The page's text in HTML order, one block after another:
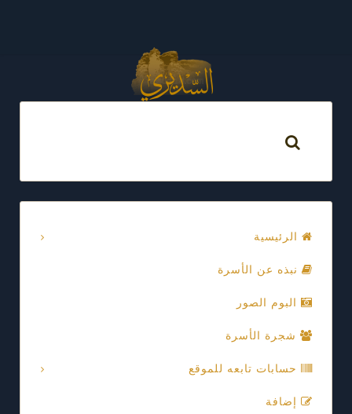
الرئيسية
نبذه عن الأسرة
البوم الصور
شجرة الأسرة
حسابات تابعه للموقع
إضافة